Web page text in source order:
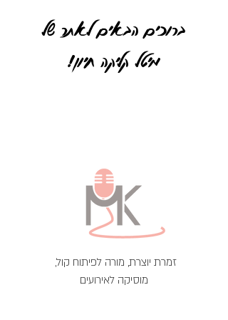
ברוכים הבאים לאתר של
מיטל קליקה חיון!
זמרת יוצרת, מורה לפיתוח קול,
מוסיקה לאירועים